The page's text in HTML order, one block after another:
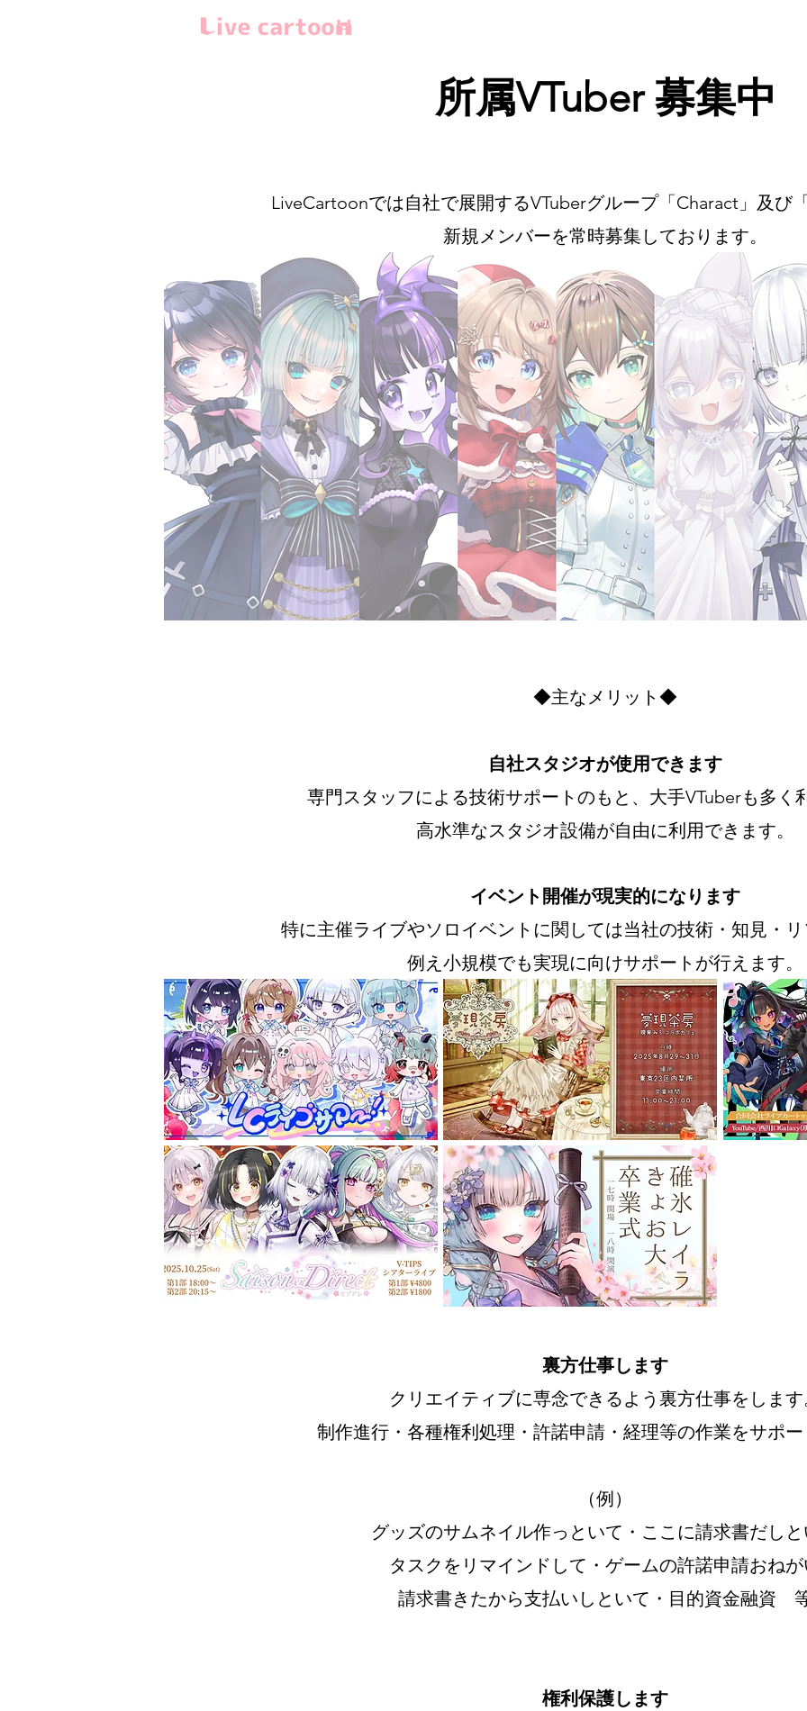
所属V​Tuber 募集中
LiveCartoonでは自社で展開するVTuberグループ「Charact」及び
新規メンバーを常時募集しております。
◆主なメリット◆
自社スタジオが使用できます
専門スタッフによる技術サポートのもと、大手VTuberも多く
高水準なスタジオ設備が自由に利用できます。
イベント開催が現実的になります
特に主催ライブやソロイベントに関しては当社の技術・知見・リ
例え小規模でも実現に向けサポートが行えます。
裏方仕事します
クリエイティブに専念できるよう裏方仕事をします
制作進行・各種権利処理・許諾申請・経理等の作業をサポー
（例）
グッズのサムネイル作っといて・ここに請求書だしと
タスクをリマインドして・ゲームの許諾申請おねが
請求書きたから支払いしといて・目的資金融資
権利保護します